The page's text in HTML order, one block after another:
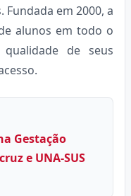
em 2000, a
alunos em todo o
de seus
Gestação
e UNA-SUS